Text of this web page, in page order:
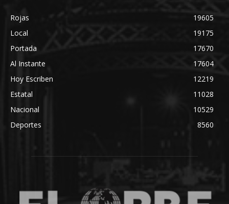
Rojas
19605
Local
19175
Portada
17670
Al Instante
17604
Hoy Escriben
12219
Estatal
11028
Nacional
10529
Deportes
8560